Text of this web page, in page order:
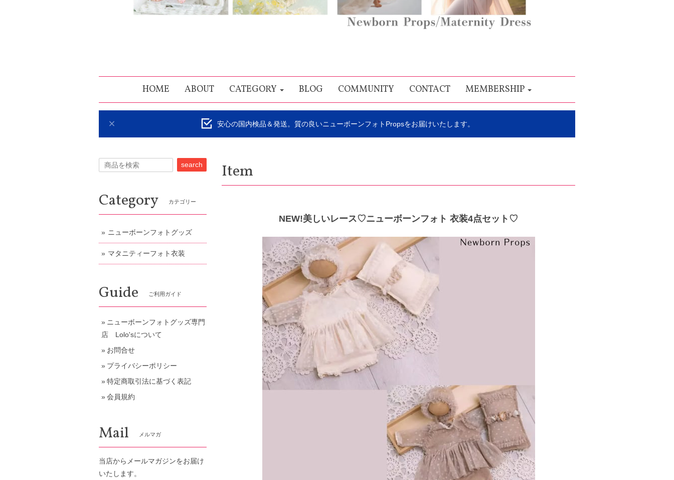
HOME ABOUT CATEGORY BLOG COMMUNITY CONTACT MEMBERSHIP
安心の国内検品＆発送。質の良いニューボーンフォトPropsをお届けいたします。
Item
NEW!美しいレース♡ニューボーンフォト 衣装4点セット♡
search
Category カテゴリー
ニューボーンフォトグッズ
マタニティーフォト衣装
Guide ご利用ガイド
ニューボーンフォトグッズ専門
店 Lolo'sについて
お問合せ
プライバシーポリシー
特定商取引法に基づく表記
会員規約
Mail メルマガ
当店からメールマガジンをお届け
いたします。